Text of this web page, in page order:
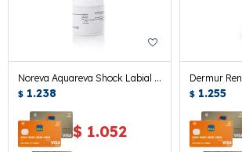
Noreva Aquareva Shock Labial 4
Grs.
$ 1.238
$ 1.052
Dermur
Hidratante
$ 1.255